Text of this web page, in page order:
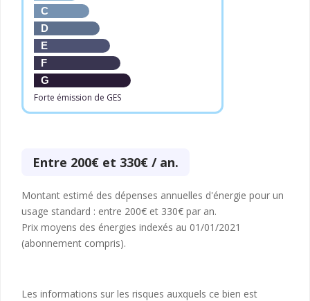
C
D
E
F
G
Forte émission de GES
Entre 200€ et 330€ / an.
Montant estimé des dépenses annuelles d'énergie pour un
usage standard : entre 200€ et 330€ par an.
Prix moyens des énergies indexés au 01/01/2021
(abonnement compris).
Les informations sur les risques auxquels ce bien est